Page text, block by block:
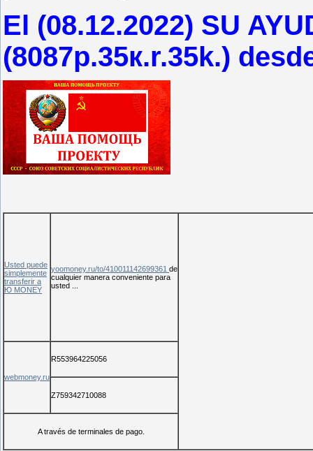
El (08.12.2022) SU
(8087р.35к.r.35k.)
Usted puede
simplemente
transferir a
Ю MONEY
yoomoney.ru/to/410011142699361 de
cualquier manera conveniente para
usted ...
webmoney.ru
R553964225056
Z759342710088
A través de terminales de pago.